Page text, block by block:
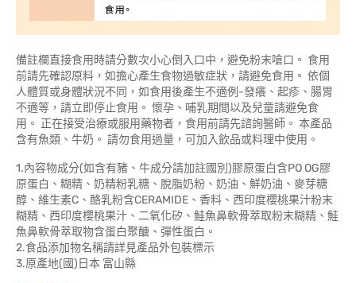
備註欄直接食用時請分數次小心倒入口中，避免粉末嗆口。 食用
前請先確認原料，如擔心產生食物過敏症狀，請避免食用。 依個
人體質或身體狀況不同，如食用後產生不適例-發癢、起疹、腸胃
不適等，請立即停止食用。 懷孕、哺乳期間以及兒童請避免食
用。 正在接受治療或服用藥物者，食用前請先諮詢醫師。 本產品
含有魚類、牛奶。 請勿食用過量，可加入飲品或料理中使用。
1.內容物成分(如含有豬、牛成分請加註國別)膠原蛋白含PO OG膠
原蛋白、糊精、奶精粉乳糖、脫脂奶粉、奶油、鮮奶油、麥芽糖
醇、維生素C、酪乳粉含CERAMIDE、香料、西印度櫻桃果汁粉末
糊精、西印度櫻桃果汁、二氧化矽、鮭魚鼻軟骨萃取粉末糊精、鮭
魚鼻軟骨萃取物含蛋白聚醣、彈性蛋白。
2.食品添加物名稱請詳見產品外包裝標示
3.原產地(國)日本 富山縣